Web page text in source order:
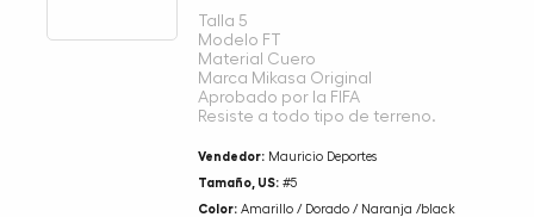
Talla 5
Modelo FT
Material Cuero
Marca Mikasa Original
Aprobado por la FIFA
Resiste a todo tipo de terreno.
Vendedor: Mauricio Deportes
Tamaño, US: #5
Color: Amarillo / Dorado / Naranja /black